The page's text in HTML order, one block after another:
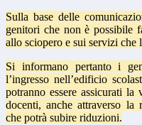
Sulla base delle
genitori che non è possibile
allo sciopero e sui servizi che
Si informano pertanto i
l’ingresso nell’edificio
potranno essere assicurati
docenti, anche attraverso la
che potrà subire riduzioni.